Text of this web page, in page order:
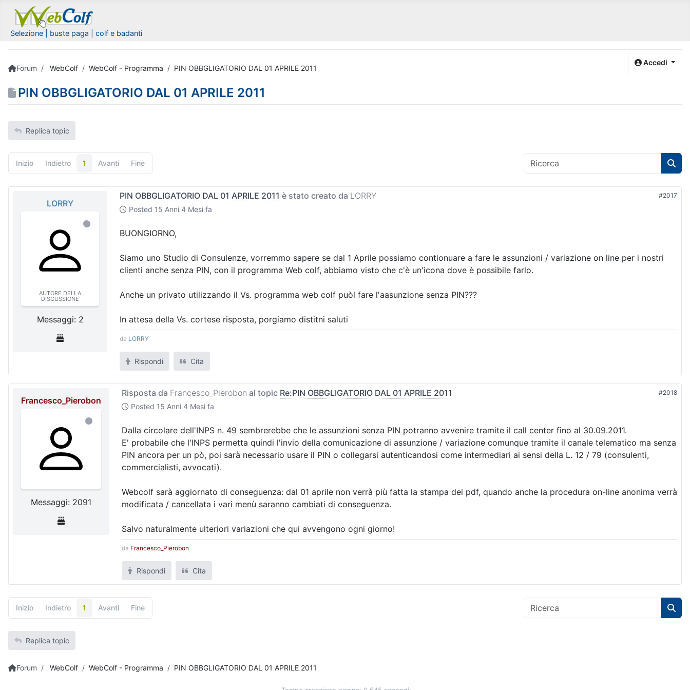
Selezione | buste paga | colf e badanti
Accedi
Forum WebColf WebColf - Programma PIN OBBGLIGATORIO DAL 01 APRILE 2011
PIN OBBGLIGATORIO DAL 01 APRILE 2011
Replica topic
Inizio Indietro 1 Avanti Fine
LORRY
AUTORE DELLA
DISCUSSIONE
Messaggi: 2
PIN OBBGLIGATORIO DAL 01 APRILE 2011 è stato creato da LORRY
Posted 15 Anni 4 Mesi fa
#2017
BUONGIORNO,
Siamo uno Studio di Consulenze, vorremmo sapere se dal 1 Aprile possiamo contionuare a fare le assunzioni / variazione on line per i nostri
clienti anche senza PIN, con il programma Web colf, abbiamo visto che c'è un'icona dove è possibile farlo.
Anche un privato utilizzando il Vs. programma web colf puòl fare l'aasunzione senza PIN???
In attesa della Vs. cortese risposta, porgiamo distitni saluti
da LORRY
Rispondi Cita
Francesco_Pierobon
Messaggi: 2091
Risposta da Francesco_Pierobon al topic Re:PIN OBBGLIGATORIO DAL 01 APRILE 2011
Posted 15 Anni 4 Mesi fa
#2018
Dalla circolare dell'INPS n. 49 sembrerebbe che le assunzioni senza PIN potranno avvenire tramite il call center fino al 30.09.2011.
E' probabile che l'INPS permetta quindi l'invio della comunicazione di assunzione / variazione comunque tramite il canale telematico ma senza
PIN ancora per un pò, poi sarà necessario usare il PIN o collegarsi autenticandosi come intermediari ai sensi della L. 12 / 79 (consulenti,
commercialisti, avvocati).
Webcolf sarà aggiornato di conseguenza: dal 01 aprile non verrà più fatta la stampa dei pdf, quando anche la procedura on-line anonima verrà
modificata / cancellata i vari menù saranno cambiati di conseguenza.
Salvo naturalmente ulteriori variazioni che qui avvengono ogni giorno!
da Francesco_Pierobon
Rispondi Cita
Inizio Indietro 1 Avanti Fine
Replica topic
Forum WebColf WebColf - Programma PIN OBBGLIGATORIO DAL 01 APRILE 2011